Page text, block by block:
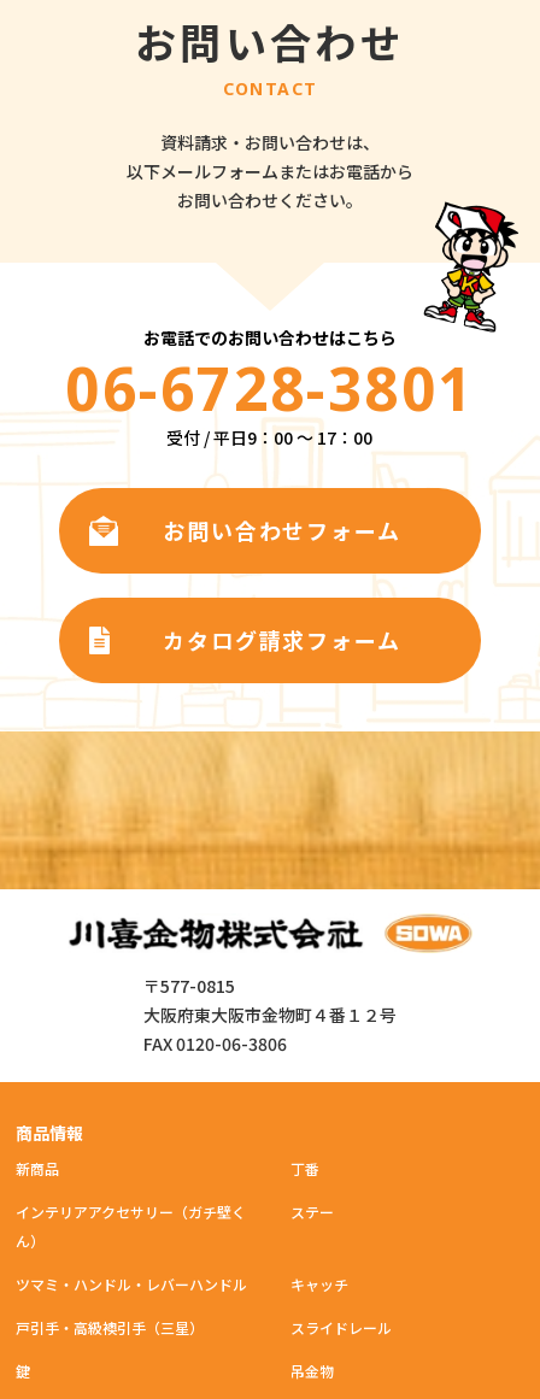
お問い合わせ
CONTACT
資料請求・お問い合わせは、
以下メールフォームまたはお電話から
お問い合わせください。
お電話でのお問い合わせはこちら
06-6728-3801
受付 / 平日9：00 ～ 17：00
お問い合わせフォーム
カタログ請求フォーム
〒577-0815
大阪府東大阪市金物町４番１２号
FAX 0120-06-3806
商品情報
新商品
インテリアアクセサリー（ガチ壁く
ん）
ツマミ・ハンドル・レバーハンドル
戸引手・高級襖引手（三星）
鍵
丁番
ステー
キャッチ
スライドレール
吊金物